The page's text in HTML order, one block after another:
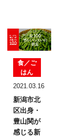
食／ご
はん
2021.03.16
新潟市北
区出身・
豊山関が
感じる新